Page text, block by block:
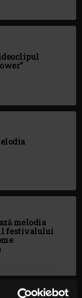
melodia
festivalului